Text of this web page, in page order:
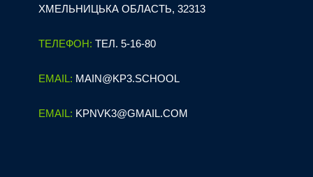
ХМЕЛЬНИЦЬКА ОБЛАСТЬ, 32313
ТЕЛЕФОН: ТЕЛ. 5-16-80
EMAIL: MAIN@KP3.SCHOOL
EMAIL: KPNVK3@GMAIL.COM